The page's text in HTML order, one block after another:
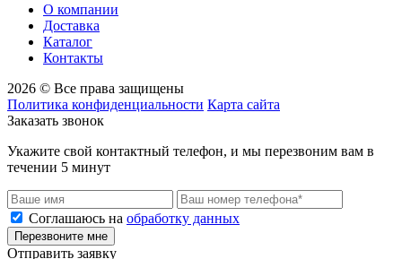
О компании
Доставка
Каталог
Контакты
2026 © Все права защищены
Политика конфиденциальности Карта сайта
Заказать звонок
Укажите свой контактный телефон, и мы перезвоним вам в
течении 5 минут
Соглашаюсь на обработку данных
Перезвоните мне
Отправить заявку